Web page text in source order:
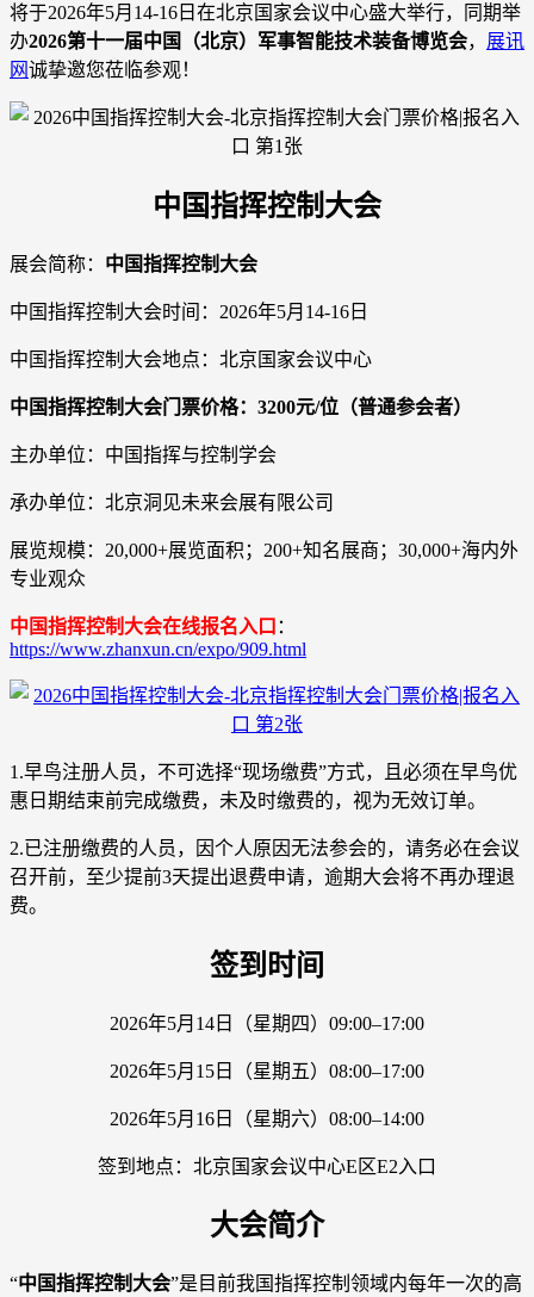
将于2026年5月14-16日在北京国家会议中心盛大举行，同期举
办2026第十一届中国（北京）军事智能技术装备博览会， 展讯
网诚挚邀您莅临参观！
中国指挥控制大会
展会简称： 中国指挥控制大会
中国指挥控制大会时间：2026年5月14-16日
中国指挥控制大会地点：北京国家会议中心
中国指挥控制大会门票价格：3200元/位（普通参会者）
主办单位：中国指挥与控制学会
承办单位：北京洞见未来会展有限公司
展览规模：20,000+展览面积；200+知名展商；30,000+海内外
专业观众
中国指挥控制大会在线报名入口 ：
https://www.zhanxun.cn/expo/909.html
1.早鸟注册人员，不可选择“现场缴费”方式，且必须在早鸟优
惠日期结束前完成缴费，未及时缴费的，视为无效订单。
2.已注册缴费的人员，因个人原因无法参会的，请务必在会议
召开前，至少提前3天提出退费申请，逾期大会将不再办理退
费。
签到时间
2026年5月14日（星期四）09:00–17:00
2026年5月15日（星期五）08:00–17:00
2026年5月16日（星期六）08:00–14:00
签到地点：北京国家会议中心E区E2入口
大会简介
“中国指挥控制大会”是目前我国指挥控制领域内每年一次的高